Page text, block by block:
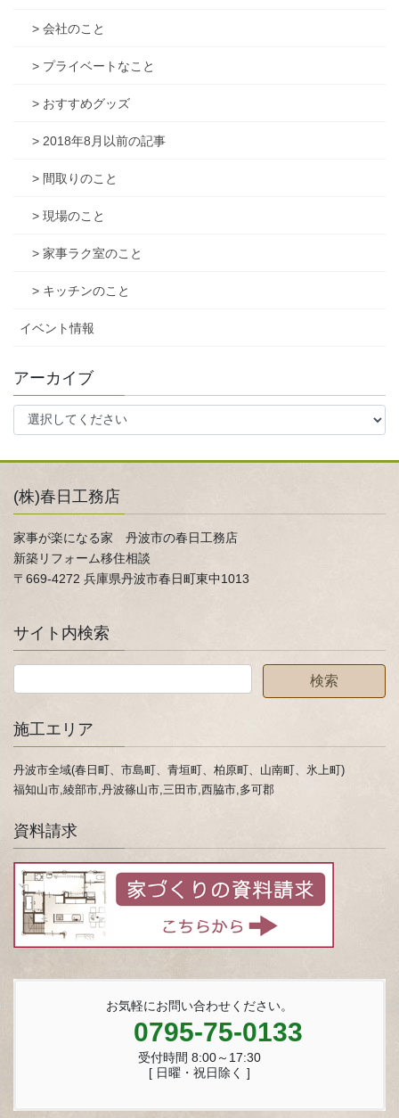
> 会社のこと
> プライベートなこと
> おすすめグッズ
> 2018年8月以前の記事
> 間取りのこと
> 現場のこと
> 家事ラク室のこと
> キッチンのこと
イベント情報
アーカイブ
(株)春日工務店
家事が楽になる家 丹波市の春日工務店
新築リフォーム移住相談
〒669-4272 兵庫県丹波市春日町東中1013
サイト内検索
施工エリア
丹波市全域(春日町、市島町、青垣町、柏原町、山南町、氷上町)
福知山市,綾部市,丹波篠山市,三田市,西脇市,多可郡
資料請求
お気軽にお問い合わせください。
0795-75-0133
受付時間 8:00～17:30
[ 日曜・祝日除く ]